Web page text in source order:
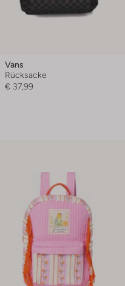
Vans
Rücksacke
€ 37,99